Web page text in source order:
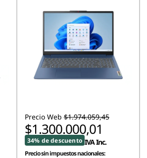
Precio Web $1.974.059,45
$1.300.000,01
34% de descuento IVA Inc.
Precio sin impuestos nacionales: